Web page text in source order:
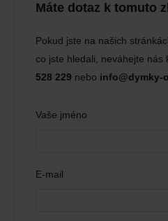
Máte dotaz k tomuto
Pokud jste na našich
co jste hledali, neváhejte nás
528 229 nebo info@dymky-
Vaše jméno
E-mail